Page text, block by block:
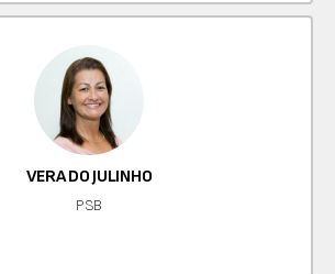
VERA DO JULINHO
PSB